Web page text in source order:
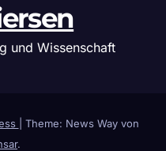
und Wissenschaft
Theme: News Way von
.